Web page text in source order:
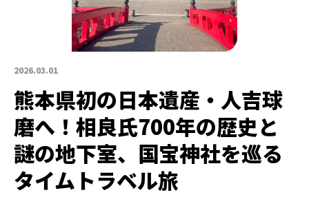
2026.03.01
熊本県初の日本遺産・人吉球
磨へ！相良氏700年の歴史と
謎の地下室、国宝神社を巡る
タイムトラベル旅